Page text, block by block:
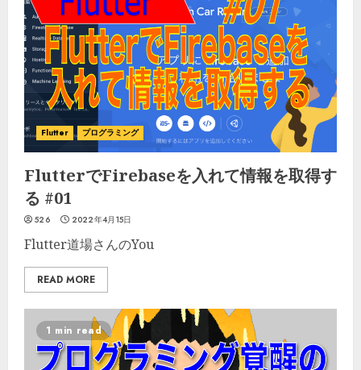
Flutter プログラミング
FlutterでFirebaseを入れて情報を取得す
る #01
526 2022年4月15日
Flutter道場さんのYou
READ MORE
1 min read